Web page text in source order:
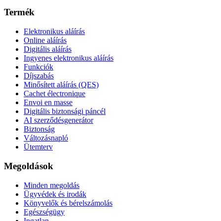
Termék
Elektronikus aláírás
Online aláírás
Digitális aláírás
Ingyenes elektronikus aláírás
Funkciók
Díjszabás
Minősített aláírás (QES)
Cachet électronique
Envoi en masse
Digitális biztonsági páncél
AI szerződésgenerátor
Biztonság
Változásnapló
Ütemterv
Megoldások
Minden megoldás
Ügyvédek és irodák
Könyvelők és bérelszámolás
Egészségügy